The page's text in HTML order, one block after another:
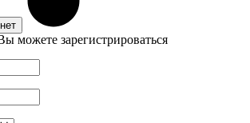
можете зарегистрироваться